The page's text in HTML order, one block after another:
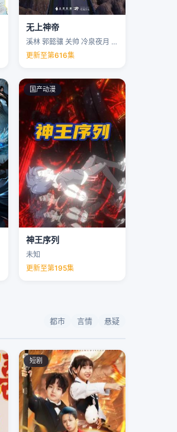
无上神帝
溪林 郭懿骧 关帅 冷泉夜月 …
更新至第616集
国产动漫
神王序列
未知
更新至第195集
都市 言情 悬疑
短剧